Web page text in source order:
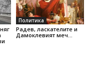
Политика
Радев, ласкателите и
Дамоклевият меч…